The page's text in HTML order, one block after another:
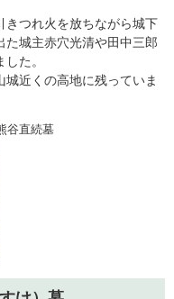
つれ火を放ちながら城下
た城主赤穴光清や田中三郎
た。
近くの高地に残っていま
谷直続墓